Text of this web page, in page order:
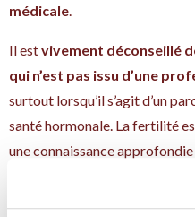
médicale
Il estvivement déconseillé
qui n’est pas issu d’une
surtout lorsqu’il s’agit d’un
santé hormonale. La fertilité
une connaissance
fonctionnement, et des